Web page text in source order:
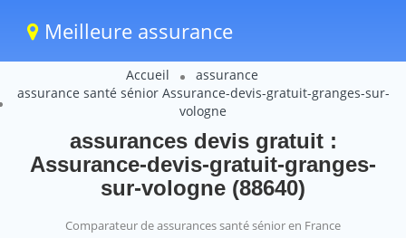
Meilleure assurance
Accueil
assurance
assurance santé sénior Assurance-devis-gratuit-granges-sur-
vologne
assurances devis gratuit :
Assurance-devis-gratuit-granges-
sur-vologne (88640)
Comparateur de assurances santé sénior en France